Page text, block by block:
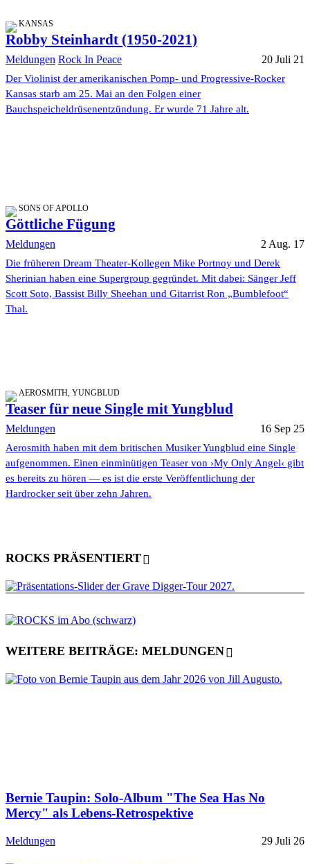
KANSAS
Robby Steinhardt (1950-2021)
Meldungen Rock In Peace 20 Juli 21
Der Violinist der amerikanischen Pomp- und Progressive-Rocker
Kansas starb am 25. Mai an den Folgen einer
Bauchspeicheldrüsenentzündung. Er wurde 71 Jahre alt.
SONS OF APOLLO
Göttliche Fügung
Meldungen 2 Aug. 17
Die früheren Dream Theater-Kollegen Mike Portnoy und Derek
Sherinian haben eine Supergroup gegründet. Mit dabei: Sänger Jeff
Scott Soto, Bassist Billy Sheehan und Gitarrist Ron „Bumblefoot“
Thal.
AEROSMITH, YUNGBLUD
Teaser für neue Single mit Yungblud
Meldungen 16 Sep 25
Aerosmith haben mit dem britischen Musiker Yungblud eine Single
aufgenommen. Einen einminütigen Teaser von ›My Only Angel‹ gibt
es bereits zu hören — es ist die erste Veröffentlichung der
Hardrocker seit über zehn Jahren.
ROCKS PRÄSENTIERT
WEITERE BEITRÄGE: MELDUNGEN
Bernie Taupin: Solo-Album "The Sea Has No
Mercy" als Lebens-Retrospektive
Meldungen 29 Juli 26